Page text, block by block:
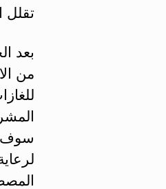
تقلل
بعد
من
سوف